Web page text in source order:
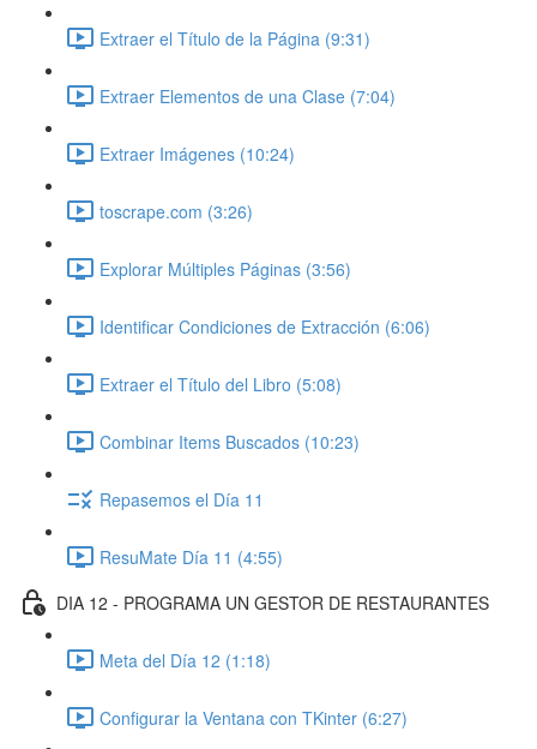
Extraer el Título de la Página (9:31)
Extraer Elementos de una Clase (7:04)
Extraer Imágenes (10:24)
toscrape.com (3:26)
Explorar Múltiples Páginas (3:56)
Identificar Condiciones de Extracción (6:06)
Extraer el Título del Libro (5:08)
Combinar Items Buscados (10:23)
Repasemos el Día 11
ResuMate Día 11 (4:55)
DIA 12 - PROGRAMA UN GESTOR DE RESTAURANTES
Meta del Día 12 (1:18)
Configurar la Ventana con TKinter (6:27)